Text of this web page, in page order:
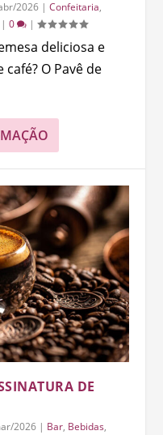
2026 |Confeitaria,
|0 |
deliciosa e
O Pavê de
DE
2026 | Bar, Bebidas,